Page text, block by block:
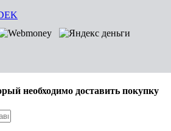
необходимо доставить покупку